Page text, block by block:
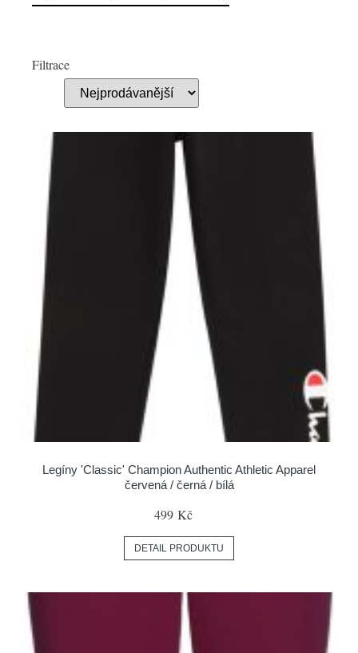
Filtrace
Legíny 'Classic' Champion Authentic Athletic Apparel
červená / černá / bílá
499 Kč
DETAIL PRODUKTU